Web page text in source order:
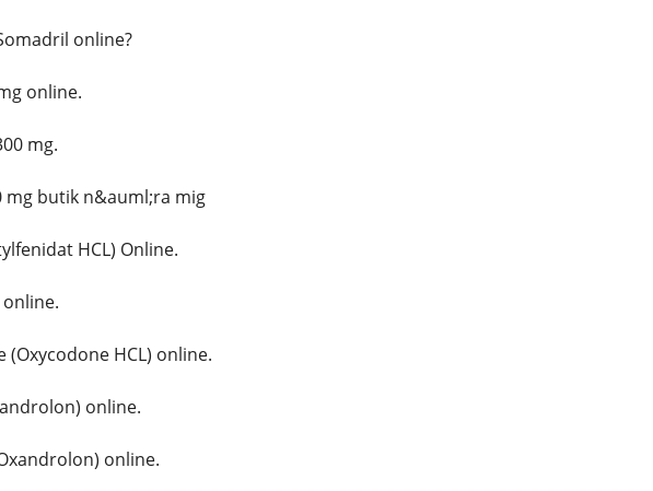
online?
online.
mg.
mg butik n&auml;ra mig
HCL) Online.
HCL) online.
online.
online.